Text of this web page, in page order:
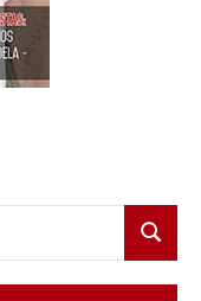
Buscar